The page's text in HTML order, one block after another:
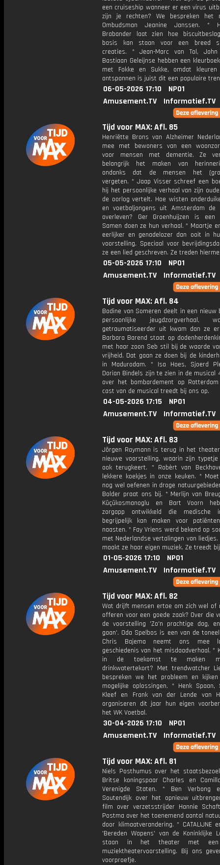
een cruiseship wanneer er een virus
zijn je rechten? We bespreken het
Ombudsman Jeanine Janssen. *
Brabander laat zien hoe
basis kan staan voor een breed
creaties. * Jean-Marc van Tol,
Bastiaan Geleijnse hebben een
met Fokke en Sukke, omdat
ontspannen is juist dit een populaire
06-05-2026 17:10
NPO1
Amusement.TV
Informatief.TV
Tijd voor MAX: Afl. 85
Henriëtte Brons van Alzheimer
mee met bewoners van een
voor mensen met dementie. Ze
belangrijk het maken van
ondanks dat de mensen het
vergeten. * Jaap Visser schreef een
hij het persoonlijke verhaal van zijn
de oorlog vertelt. Hoe wisten
en voetbaljongens uit Amsterdam de
overleven? Ger Groenhuijzen is een
Samen doen ze hun verhaal. * Maartje
eerlijker en genadelozer dan ooit in
voorstelling. Speciaal voor
ze een lied geschreven. Ze treden
05-05-2026 17:10
NPO1
Amusement.TV
Informatief.TV
Tijd voor MAX: Afl. 84
Bodine van Someren deelt in een nieuw
persoonlijke jeugdzorgverhaal,
getraumatiseerder uit kwam dan ze
Barbara Barend staat op
met haar zoon Seb stil bij de waarde
vrijheid. Dat gaan ze doen bij de
in Madurodam. * Isa Hoes, Sjoerd
Dorian Bindels zijn te zien in de musical
over het bombardement op
cast van de musical treedt bij ons op.
04-05-2026 17:15
NPO1
Amusement.TV
Informatief.TV
Tijd voor MAX: Afl. 83
Jörgen Raymann is terug in het
nieuwe voorstelling, waarin zijn typetje
ook terugkeert. * Robèrt van
lekkere koekjes in onze keuken. *
nog wel oefenen in droge
Bolder praat ons bij. * Merlijn van
Küçükosmanoglu en Bart Voorn
zorgapp ontwikkeld die medische
begrijpelijk kan maken voor
naasten. * Fay Vriens werd bekend op
met Nederlandse vertalingen van liedjes.
maakt ze haar eigen muziek. Ze treedt
01-05-2026 17:10
NPO1
Amusement.TV
Informatief.TV
Tijd voor MAX: Afl. 82
Wat drijft mensen ertoe om zich wel of
offeren voor een goede zaak? Over die
de voorstelling 'Zo'n prachtige dag,
gaan'. Oda Spelbos is een van de
Chris Bajema neemt ons mee
geschiedenis van het misdaadverhaal. *
in de toekomst te maken
drinkwatertekort? Met trendwatcher
bespreken we het probleem en
mogelijke oplossingen. * Henk Spaan,
Kleef en Frank van der Lende van
organiseren dit jaar hun eigen
het WK Voetbal.
30-04-2026 17:10
NPO1
Amusement.TV
Informatief.TV
Tijd voor MAX: Afl. 81
Niels Posthumus over het
Britse koningspaar Charles en
Verenigde Staten. * Ben Verbong
Soutendijk over het opnieuw
film over verzetsstrijder Hannie
Postma over het toenemend aantal
door klimaatverandering. * CATALIJNE
'Bereden Wapens' van de Koninklijke
staan in het theater met een
muziektheatervoorstelling. Bij ons
voorproefje.